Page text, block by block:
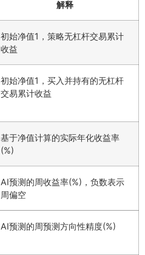
解释
初始净值1，策略无杠杆交易累计
收益
初始净值1，买入并持有的无杠杆
交易累计收益
基于净值计算的实际年化收益率
(%)
AI预测的周收益率(%)，负数表示
周偏空
AI预测的周预测方向性精度(%)